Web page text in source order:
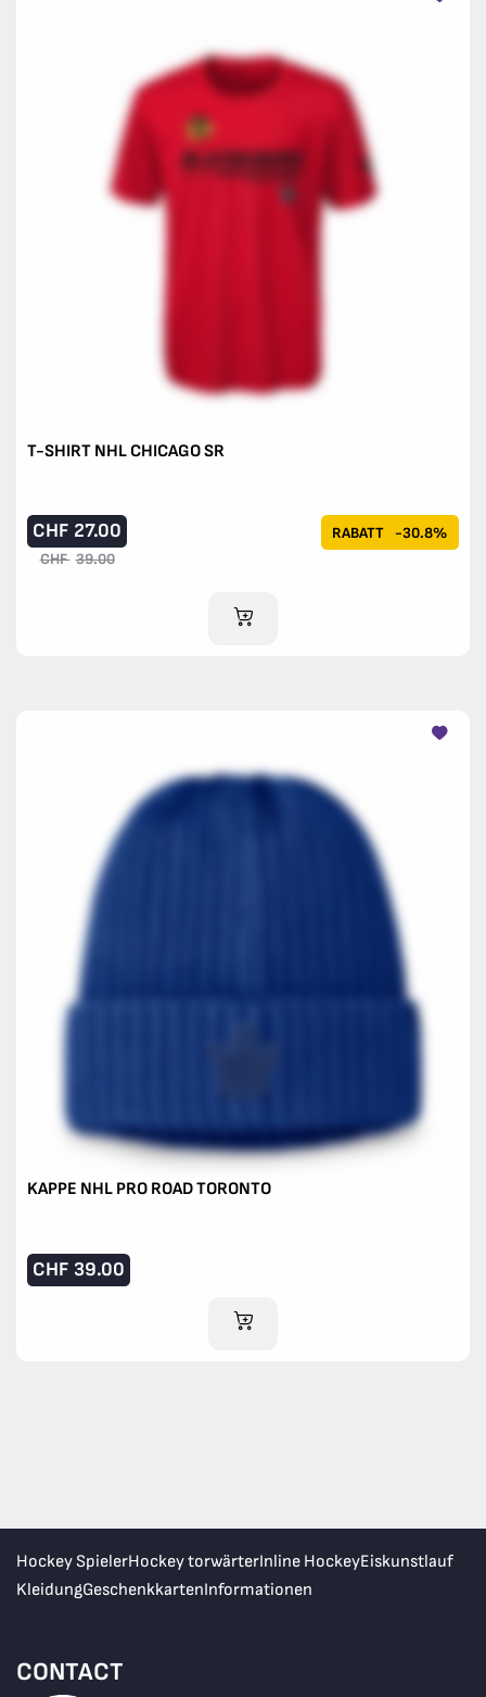
T-SHIRT NHL CHICAGO SR
RABATT -30.8%
CHF 27.00
CHF 39.00
IM WARENKORB
KAPPE NHL PRO ROAD TORONTO
CHF 39.00
IM WARENKORB
Hockey SpielerHockey torwärterInline HockeyEiskunstlauf
KleidungGeschenkkartenInformationen
CONTACT